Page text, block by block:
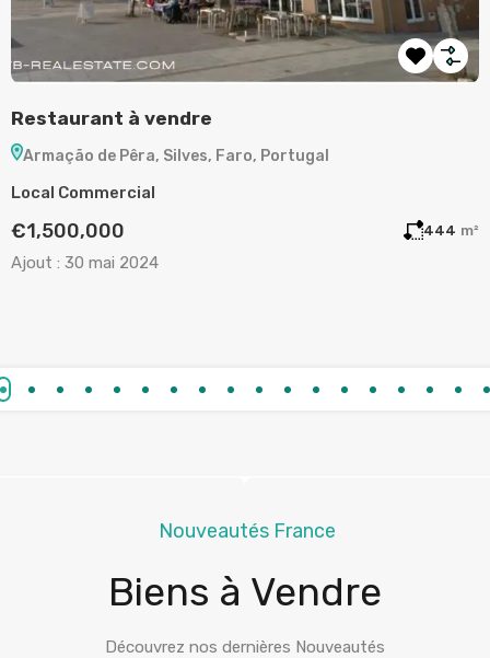
Silves, Faro, Portugal
€130,000
Nouveautés France
Biens à Vendre
Découvrez nos dernières Nouveautés